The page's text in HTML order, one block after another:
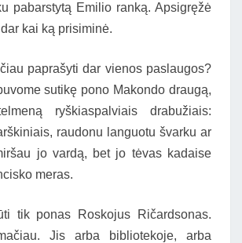
pabarstytą Emilio ranką. Apsigręžė
kai ką prisiminė.
paprašyti dar vienos paslaugos?
sutikę pono Makondo draugą,
ryškiaspalviais drabužiais:
raudonu languotu švarku ar
jo vardą, bet jo tėvas kadaise
meras.
tik ponas Roskojus Ričardsonas.
Jis arba bibliotekoje, arba